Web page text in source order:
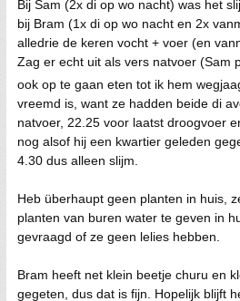
Bij Sam (2x di op wo nacht) was het
bij Bram (1x di op wo nacht en 2x
alledrie de keren vocht + voer (en
Zag er echt uit als vers natvoer (Sam
ook op te gaan eten tot ik hem
vreemd is, want ze hadden beide di
natvoer, 22.25 voor laatst droogvoer
nog alsof hij een kwartier geleden
4.30 dus alleen slijm.
Heb überhaupt geen planten in huis,
planten van buren water te geven in
gevraagd of ze geen lelies hebben.
Bram heeft net klein beetje churu en
gegeten, dus dat is fijn. Hopelijk blijft